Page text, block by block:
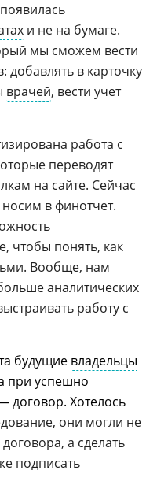
и не на бумаге.
мы сможем вести
в карточку
врачей, вести учет
работа с
переводят
на сайте. Сейчас
в финотчет.
чтобы понять, как
Вообще, нам
аналитических
работу с
будущие владельцы
при успешно
договор. Хотелось
они могли не
а сделать
подписать